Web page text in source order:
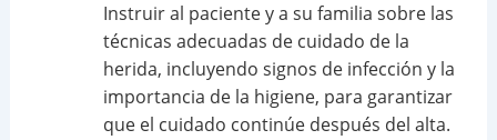
Instruir al paciente y a su familia sobre las
técnicas adecuadas de cuidado de la
herida, incluyendo signos de infección y la
importancia de la higiene, para garantizar
que el cuidado continúe después del alta.